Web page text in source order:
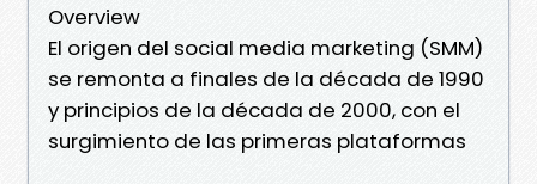
Overview
El origen del social media marketing (SMM)
se remonta a finales de la década de 1990
y principios de la década de 2000, con el
surgimiento de las primeras plataformas